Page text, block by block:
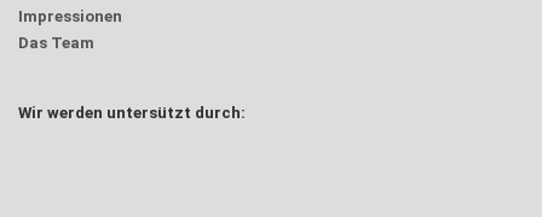
Impressionen
Das Team
Wir werden untersützt durch: